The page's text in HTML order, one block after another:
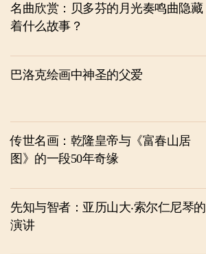
名曲欣赏：贝多芬的月光奏鸣曲隐藏
着什么故事？
巴洛克绘画中神圣的父爱
传世名画：乾隆皇帝与《富春山居
图》的一段50年奇缘
先知与智者：亚历山大‧索尔仁尼琴的
演讲